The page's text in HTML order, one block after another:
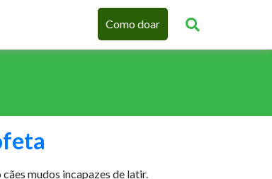
Como doar
mudos incapazes de latir.